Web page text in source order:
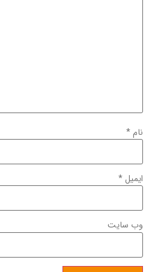
نام*
ایمیل*
وب‌ سایت